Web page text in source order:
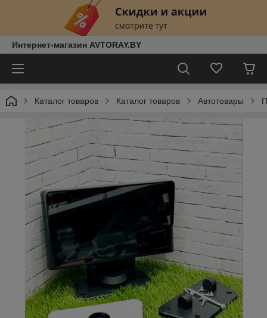
Интернет-магазин AVTORAY.BY
Каталог товаров Каталог товаров Автотовары